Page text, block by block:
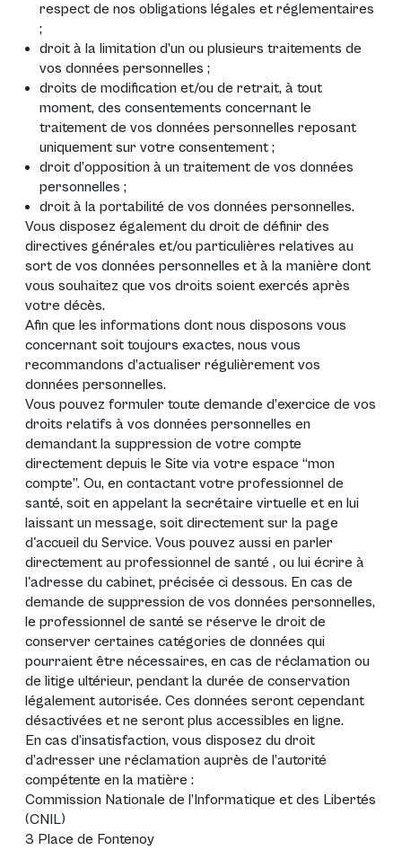
respect de nos obligations légales et réglementaires
;
droit à la limitation d’un ou plusieurs traitements de
vos données personnelles ;
droits de modification et/ou de retrait, à tout
moment, des consentements concernant le
traitement de vos données personnelles reposant
uniquement sur votre consentement ;
droit d’opposition à un traitement de vos données
personnelles ;
droit à la portabilité de vos données personnelles.
Vous disposez également du droit de définir des
directives générales et/ou particulières relatives au
sort de vos données personnelles et à la manière dont
vous souhaitez que vos droits soient exercés après
votre décès.
Afin que les informations dont nous disposons vous
concernant soit toujours exactes, nous vous
recommandons d’actualiser régulièrement vos
données personnelles.
Vous pouvez formuler toute demande d’exercice de vos
droits relatifs à vos données personnelles en
demandant la suppression de votre compte
directement depuis le Site via votre espace “mon
compte”. Ou, en contactant votre professionnel de
santé, soit en appelant la secrétaire virtuelle et en lui
laissant un message, soit directement sur la page
d'accueil du Service. Vous pouvez aussi en parler
directement au professionnel de santé , ou lui écrire à
l'adresse du cabinet, précisée ci dessous. En cas de
demande de suppression de vos données personnelles,
le professionnel de santé se réserve le droit de
conserver certaines catégories de données qui
pourraient être nécessaires, en cas de réclamation ou
de litige ultérieur, pendant la durée de conservation
légalement autorisée. Ces données seront cependant
désactivées et ne seront plus accessibles en ligne.
En cas d’insatisfaction, vous disposez du droit
d’adresser une réclamation auprès de l’autorité
compétente en la matière :
Commission Nationale de l’Informatique et des Libertés
(CNIL)
3 Place de Fontenoy